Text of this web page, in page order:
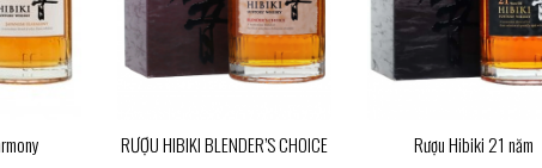
RƯỢU HIBIKI BLENDER’S CHOICE Rượu Hibiki 21 năm